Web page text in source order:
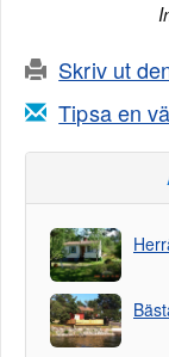
Skriv ut
Tipsa en